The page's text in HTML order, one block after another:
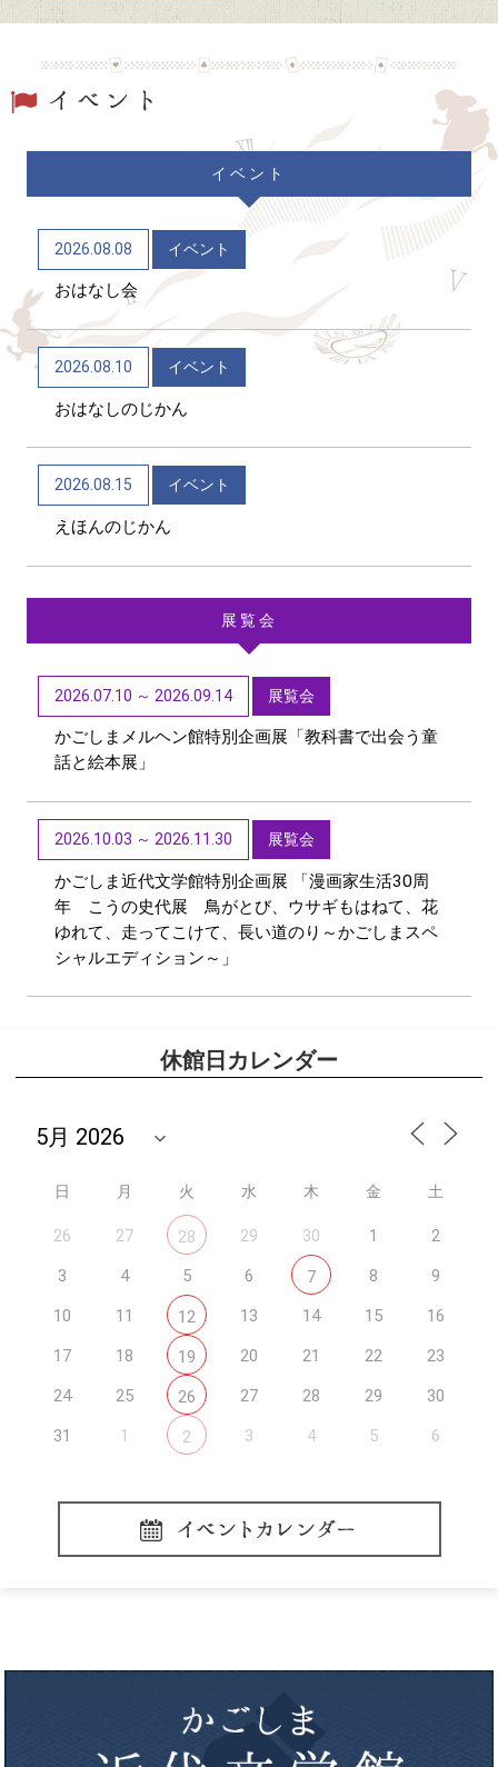
2026/06/06 トピックス
かごしまメルヘン館特別企画展「教科書で出会う童
話と絵本展」（7/10～9/14）
トピックス
かごしま近代文学館 企画展「Let’s go to the
mountains！～作家×山～」（12/9～R9/6/21）
2026/06/04
かごしま近代文学館 テーマ展「向田邦子日本を旅
する～Bon Voyage～」（11/1～R9/3/15）
2026/06/01 トピックス
第48回「子どもたちに聞かせたい創作童話」作品募
集【6/1~9/11迄】
イベント
2026.08.08 イベント
おはなし会
2026.08.10 イベント
おはなしのじかん
2026.08.15 イベント
えほんのじかん
展覧会
2026.07.10 ～ 2026.09.14 展覧会
かごしまメルヘン館特別企画展「教科書で出会う童
話と絵本展」
2026.10.03 ～ 2026.11.30 展覧会
かごしま近代文学館特別企画展 「漫画家生活30周
年 こうの史代展 鳥がとび、ウサギもはねて、花
ゆれて、走ってこけて、長い道のり～かごしまスペ
シャルエディション～」
休館日カレンダー
日 月 火 水 木 金 土
26 27 28 29 30 1
2
3
4 5 6 7 8
9
10
11 12 13 14 15
16
17
18 19 20 21 22
23
24
25 26 27 28 29
30
31
1 2 3 4 5 6